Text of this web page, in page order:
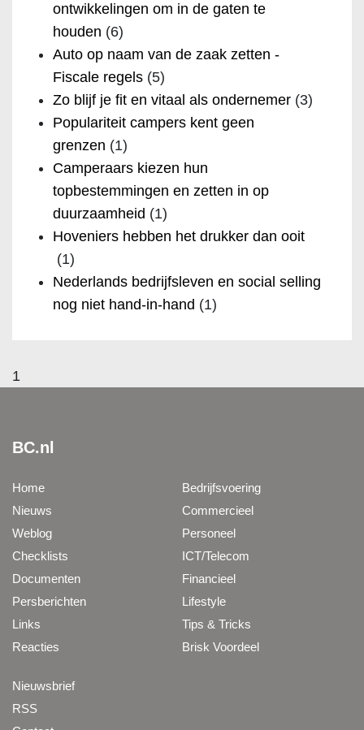
ontwikkelingen om in de gaten te
houden (6)
Auto op naam van de zaak zetten -
Fiscale regels (5)
Zo blijf je fit en vitaal als ondernemer (3)
Populariteit campers kent geen
grenzen (1)
Camperaars kiezen hun
topbestemmingen en zetten in op
duurzaamheid (1)
Hoveniers hebben het drukker dan ooit
(1)
Nederlands bedrijfsleven en social selling
nog niet hand-in-hand (1)
1
BC.nl
Home
Nieuws
Weblog
Checklists
Documenten
Persberichten
Links
Reacties
Bedrijfsvoering
Commercieel
Personeel
ICT/Telecom
Financieel
Lifestyle
Tips & Tricks
Brisk Voordeel
Nieuwsbrief
RSS